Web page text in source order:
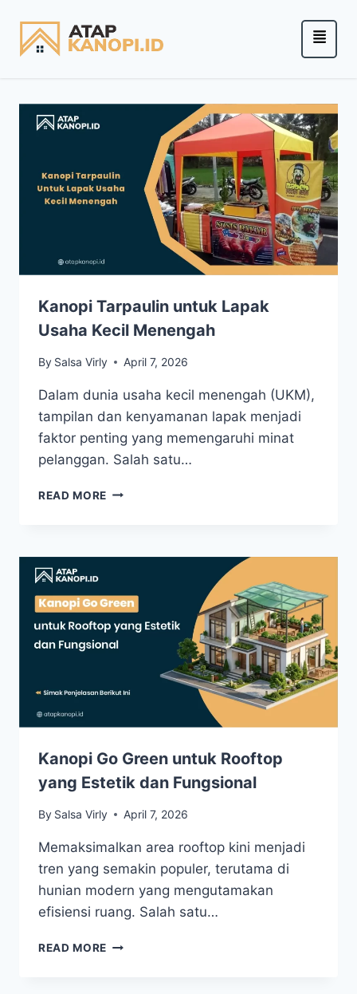
Kanopi Tarpaulin untuk Lapak
Usaha Kecil Menengah
By Salsa Virly April 7, 2026
Dalam dunia usaha kecil menengah (UKM),
tampilan dan kenyamanan lapak menjadi
faktor penting yang memengaruhi minat
pelanggan. Salah satu…
READ MORE
Kanopi Go Green untuk Rooftop
yang Estetik dan Fungsional
By Salsa Virly April 7, 2026
Memaksimalkan area rooftop kini menjadi
tren yang semakin populer, terutama di
hunian modern yang mengutamakan
efisiensi ruang. Salah satu…
READ MORE